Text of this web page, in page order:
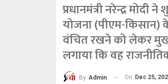
प्रधानमंत्री नरेन्द्र मोदी
योजना (पीएम-
वंचित रखने को लेकर
लगाया कि वह
By Admin On Dec 25,